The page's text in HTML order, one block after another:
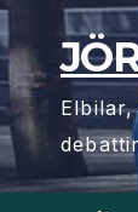
Hoppa
till
innehåll